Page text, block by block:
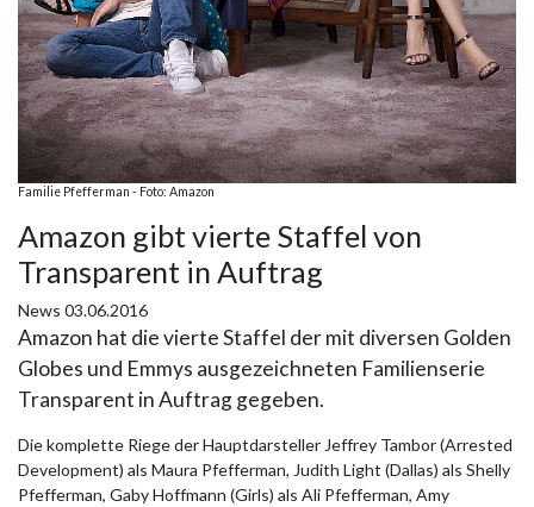
Familie Pfefferman - Foto: Amazon
Amazon gibt vierte Staffel von
Transparent in Auftrag
News 03.06.2016
Amazon hat die vierte Staffel der mit diversen Golden
Globes und Emmys ausgezeichneten Familienserie
Transparent in Auftrag gegeben.
Die komplette Riege der Hauptdarsteller Jeffrey Tambor (Arrested
Development) als Maura Pfefferman, Judith Light (Dallas) als Shelly
Pfefferman, Gaby Hoffmann (Girls) als Ali Pfefferman, Amy